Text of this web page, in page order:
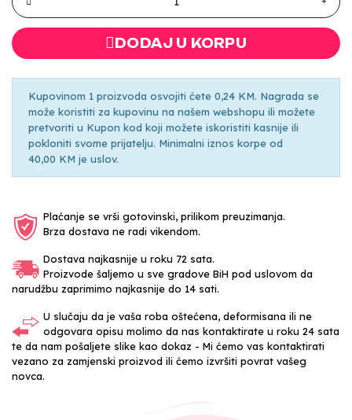
DODAJ U KORPU
Kupovinom 1 proizvoda osvojiti ćete 0,24 KM. Nagrada se
može koristiti za kupovinu na našem webshopu ili možete
pretvoriti u Kupon kod koji možete iskoristiti kasnije ili
pokloniti svome prijatelju. Minimalni iznos korpe od
40,00 KM je uslov.
Plaćanje se vrši gotovinski, prilikom preuzimanja.
Brza dostava ne radi vikendom.
Dostava najkasnije u roku 72 sata.
Proizvode šaljemo u sve gradove BiH pod uslovom da
narudžbu zaprimimo najkasnije do 14 sati.
U slučaju da je vaša roba oštećena, deformisana ili ne
odgovara opisu molimo da nas kontaktirate u roku 24 sata
te da nam pošaljete slike kao dokaz - Mi ćemo vas kontaktirati
vezano za zamjenski proizvod ili ćemo izvršiti povrat vašeg
novca.